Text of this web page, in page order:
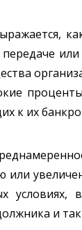
к их
или
условиях,
и так